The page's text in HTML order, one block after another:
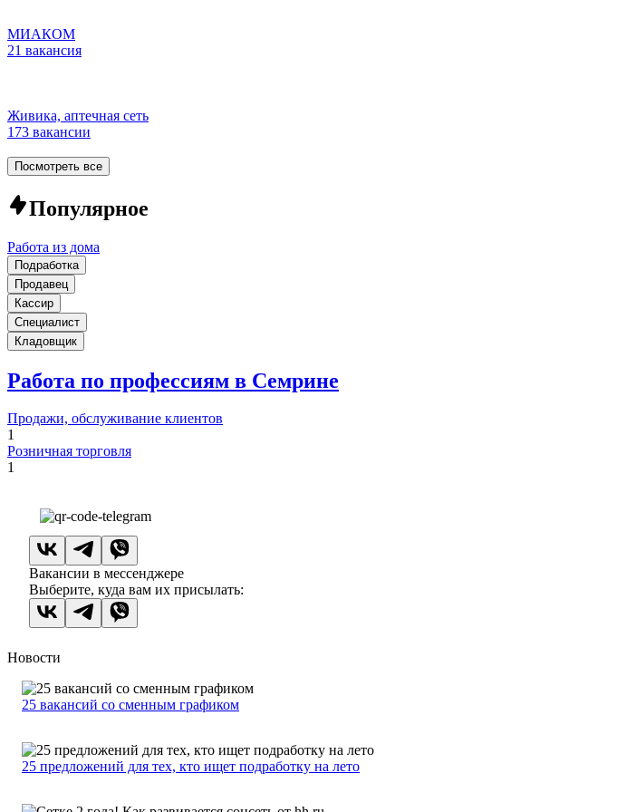
МИАКОМ
21 вакансия
Живика, аптечная сеть
173 вакансии
Посмотреть все
Популярное
Работа из дома
Подработка
Продавец
Кассир
Специалист
Кладовщик
Работа по профессиям в Семрине
Продажи, обслуживание клиентов
1
Розничная торговля
1
Вакансии в мессенджере
Выберите, куда вам их присылать:
Новости
25 вакансий со сменным графиком
25 предложений для тех, кто ищет подработку на лето